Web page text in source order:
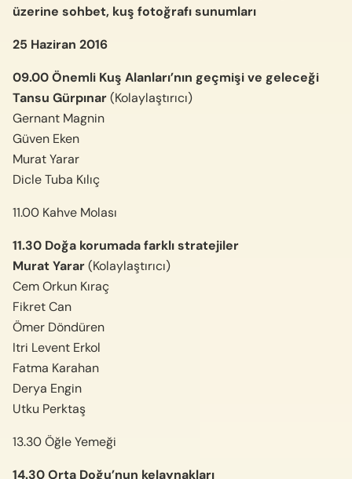
üzerine sohbet, kuş fotoğrafı sunumları
25 Haziran 2016
09.00 Önemli Kuş Alanları’nın geçmişi ve geleceği
Tansu Gürpınar(Kolaylaştırıcı)
Gernant Magnin
Güven Eken
Murat Yarar
Dicle Tuba Kılıç
11.00 Kahve Molası
11.30 Doğa korumada farklı stratejiler
Murat Yarar(Kolaylaştırıcı)
Cem Orkun Kıraç
Fikret Can
Ömer Döndüren
Itri Levent Erkol
Fatma Karahan
Derya Engin
Utku Perktaş
13.30 Öğle Yemeği
14.30 Orta Doğu’nun kelaynakları